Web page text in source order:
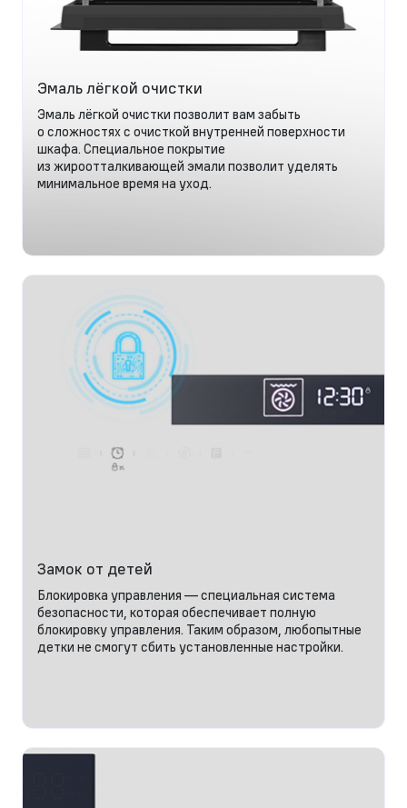
Эмаль лёгкой очистки
Эмаль лёгкой очистки позволит вам забыть
о сложностях с очисткой внутренней поверхности
шкафа. Специальное покрытие
из жироотталкивающей эмали позволит уделять
минимальное время на уход.
Замок от детей
Блокировка управления — специальная система
безопасности, которая обеспечивает полную
блокировку управления. Таким образом, любопытные
детки не смогут сбить установленные настройки.